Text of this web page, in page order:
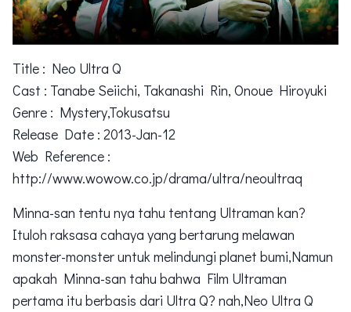
Title : Neo Ultra Q
Cast : Tanabe Seiichi, Takanashi Rin, Onoue Hiroyuki
Genre : Mystery,Tokusatsu
Release Date : 2013-Jan-12
Web Reference :
http://www.wowow.co.jp/drama/ultra/neoultraq
Minna-san tentu nya tahu tentang Ultraman kan?
Ituloh raksasa cahaya yang bertarung melawan
monster-monster untuk melindungi planet bumi,Namun
apakah Minna-san tahu bahwa Film Ultraman
pertama itu berbasis dari Ultra Q? nah,Neo Ultra Q